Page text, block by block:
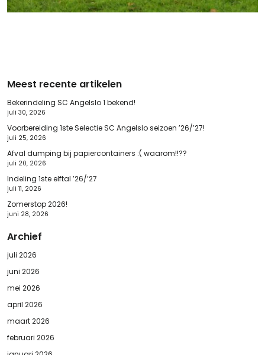
Meest recente artikelen
Bekerindeling SC Angelslo 1 bekend!
juli 30, 2026
Voorbereiding 1ste Selectie SC Angelslo seizoen ’26/’27!
juli 25, 2026
Afval dumping bij papiercontainers :( waarom!!??
juli 20, 2026
Indeling 1ste elftal ’26/’27
juli 11, 2026
Zomerstop 2026!
juni 28, 2026
Archief
juli 2026
juni 2026
mei 2026
april 2026
maart 2026
februari 2026